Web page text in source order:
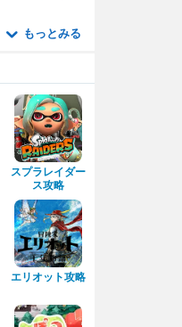
もっとみる
スプラレイダー
ス攻略
エリオット攻略